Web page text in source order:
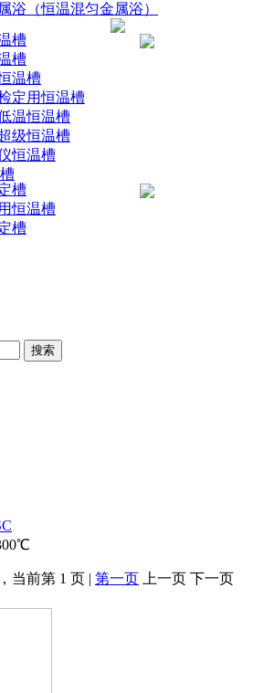
浴（恒温混匀金属浴）
槽
槽
温槽
定用恒温槽
温恒温槽
级恒温槽
恒温槽
槽
恒温槽
槽
当前第 1 页 | 第一页 上一页 下一页